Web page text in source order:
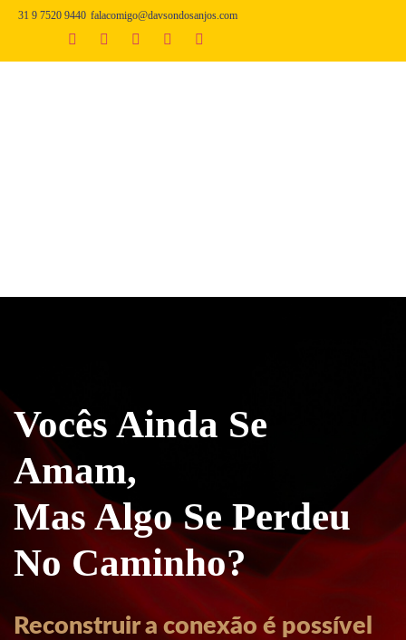
31 9 7520 9440 falacomigo@davsondosanjos.com
Vocês Ainda Se
Amam,
Mas Algo Se Perdeu
No Caminho?
Reconstruir a conexão é possível